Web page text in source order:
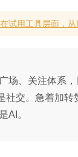
试用工具层面，
场、关注体系
社交。急着加
AI。